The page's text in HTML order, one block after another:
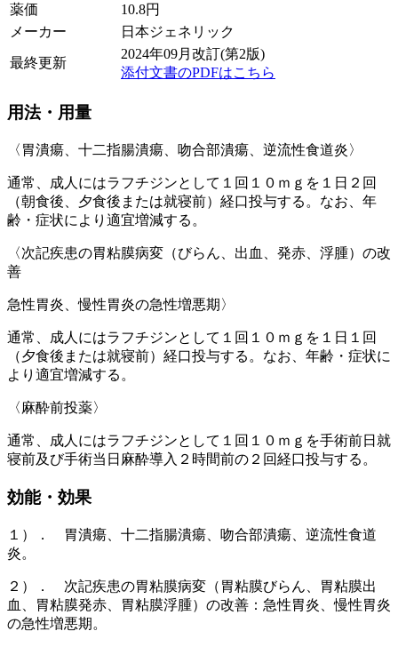
薬価
10.8円
メーカー
日本ジェネリック
最終更新
2024年09月改訂(第2版)
添付文書のPDFはこちら
用法・用量
〈胃潰瘍、十二指腸潰瘍、吻合部潰瘍、逆流性食道炎〉
通常、成人にはラフチジンとして１回１０ｍｇを１日２回
（朝食後、夕食後または就寝前）経口投与する。なお、年
齢・症状により適宜増減する。
〈次記疾患の胃粘膜病変（びらん、出血、発赤、浮腫）の改
善
急性胃炎、慢性胃炎の急性増悪期〉
通常、成人にはラフチジンとして１回１０ｍｇを１日１回
（夕食後または就寝前）経口投与する。なお、年齢・症状に
より適宜増減する。
〈麻酔前投薬〉
通常、成人にはラフチジンとして１回１０ｍｇを手術前日就
寝前及び手術当日麻酔導入２時間前の２回経口投与する。
効能・効果
１）． 胃潰瘍、十二指腸潰瘍、吻合部潰瘍、逆流性食道
炎。
２）． 次記疾患の胃粘膜病変（胃粘膜びらん、胃粘膜出
血、胃粘膜発赤、胃粘膜浮腫）の改善：急性胃炎、慢性胃炎
の急性増悪期。